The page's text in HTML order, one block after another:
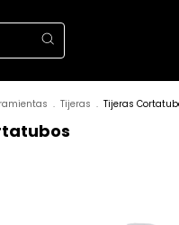
. Tijeras . Tijeras